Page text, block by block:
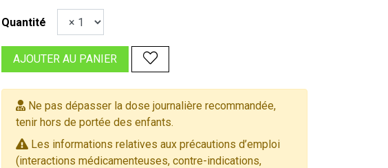
Quantité
AJOUTER AU PANIER
Ne pas dépasser la dose journalière recommandée,
tenir hors de portée des enfants.
Les informations relatives aux précautions d’emploi
(interactions médicamenteuses, contre-indications,